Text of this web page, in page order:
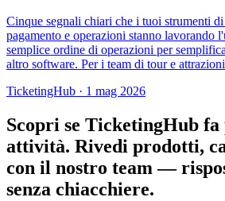
Cinque segnali chiari che i tuoi strumenti
pagamento e operazioni stanno
semplice ordine di operazioni per
altro software. Per i team di tour e
TicketingHub · 1 mag 2026
Scopri se TicketingHub fa
attività. Rivedi prodotti,
con il nostro team —
senza chiacchiere.